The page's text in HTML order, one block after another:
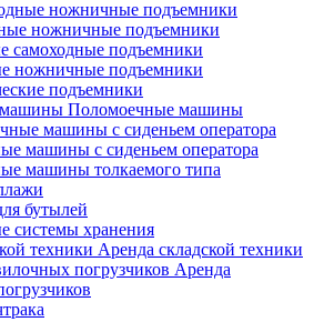
ножничные подъемники
самоходные подъемники
ножничные подъемники
подъемники
Поломоечные машины
машины с сиденьем оператора
машины толкаемого типа
бутылей
системы хранения
Аренда складской техники
Аренда